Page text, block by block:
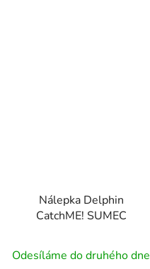
Nálepka Delphin
CatchME! SUMEC
Odesíláme do druhého dne